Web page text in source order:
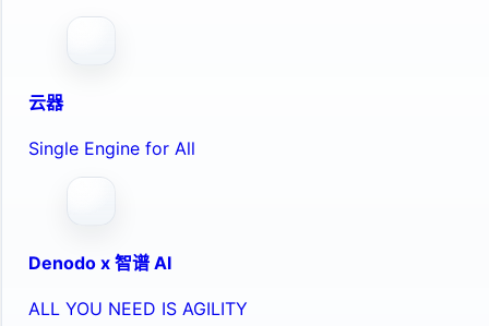
云器
Single Engine for All
Denodo x 智谱 AI
ALL YOU NEED IS AGILITY